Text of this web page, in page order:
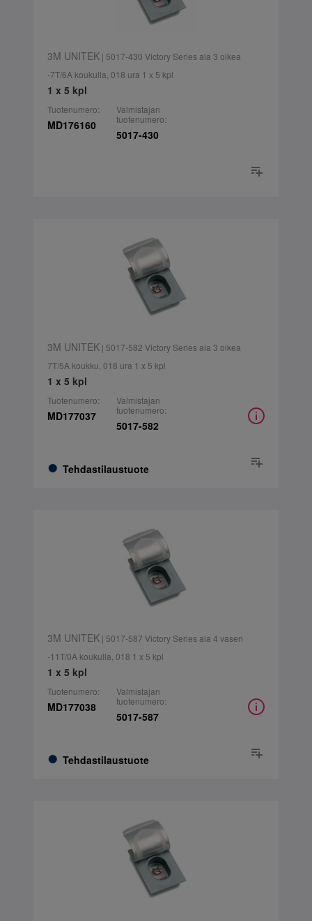
3M UNITEK| 5017-430 Victory Series ala 3 oikea
-7T/6A koukulla, 018 ura 1 x 5 kpl
1 x 5 kpl
Tuotenumero:
MD176160
Valmistajan
tuotenumero:
5017-430
3M UNITEK| 5017-582 Victory Series ala 3 oikea
7T/5A koukku, 018 ura 1 x 5 kpl
1 x 5 kpl
Tuotenumero:
MD177037
Tehdastilaustuote
Valmistajan
tuotenumero:
5017-582
3M UNITEK| 5017-587 Victory Series ala 4 vasen
-11T/0A koukulla, 018 1 x 5 kpl
1 x 5 kpl
Tuotenumero:
MD177038
Tehdastilaustuote
Valmistajan
tuotenumero:
5017-587